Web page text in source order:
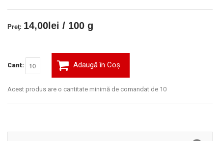
Preţ: 14,00lei / 100 g
Cant: Adaugă în Coş
Acest produs are o cantitate minimă de comandat de 10